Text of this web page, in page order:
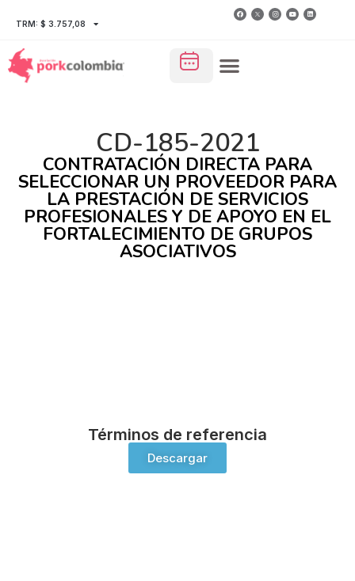
TRM: $ 3.757,08
CD-185-2021
CONTRATACIÓN DIRECTA PARA
SELECCIONAR UN PROVEEDOR PARA
LA PRESTACIÓN DE SERVICIOS
PROFESIONALES Y DE APOYO EN EL
FORTALECIMIENTO DE GRUPOS
ASOCIATIVOS
Términos de referencia
Descargar